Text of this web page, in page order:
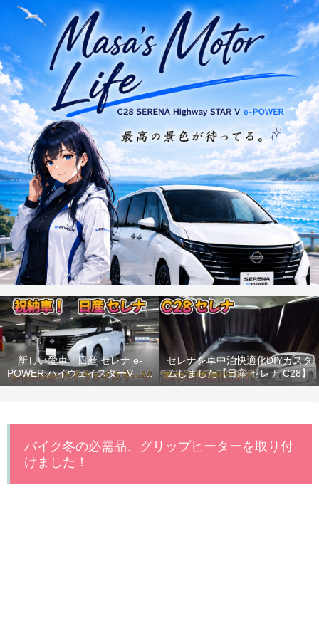
新しい愛車「日産 セレナ e-
POWER ハイウェイスターV」納
車！
セレナを車中泊快適化DIYカスタ
ムしました【日産 セレナ C28】
バイク冬の必需品、グリップヒーターを取り付
けました！